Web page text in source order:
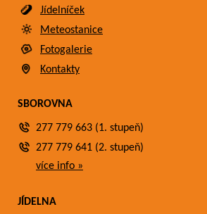
Jídelníček
Meteostanice
Fotogalerie
Kontakty
SBOROVNA
277 779 663 (1. stupeň)
277 779 641 (2. stupeň)
více info »
JÍDELNA